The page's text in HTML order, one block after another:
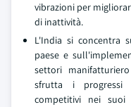
vibrazioni per
di inattività.
L'India si concentra
paese e
settori
sfrutta i progressi
competitivi nei suoi